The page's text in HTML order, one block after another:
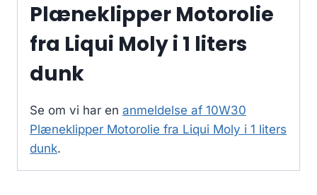
Plæneklipper Motorolie
fra Liqui Moly i 1 liters
dunk
Se om vi har en anmeldelse af 10W30
Plæneklipper Motorolie fra Liqui Moly i 1 liters
dunk.